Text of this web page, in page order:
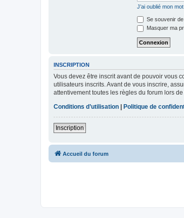
J’ai oublié mon
Se souvenir
Masquer ma
INSCRIPTION
Vous devez être inscrit avant de pouvoir vous
utilisateurs inscrits. Avant de vous inscrire,
attentivement toutes les règles du forum lors
Conditions d’utilisation
Politique de
Inscription
Accueil du forum